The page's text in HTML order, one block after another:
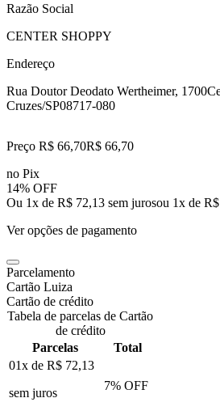
Razão Social
CENTER SHOPPY
Endereço
Rua Doutor Deodato Wertheimer, 1700
Cruzes/SP08717-080
Preço R$ 66,70R$ 66,70
no Pix
14% OFF
Ou 1x de R$ 72,13 sem jurosou 1x de
Ver opções de pagamento
Parcelamento
Cartão Luiza
Cartão de crédito
Tabela de parcelas de Cartão
de crédito
Parcelas
Total
01x de R$ 72,13
sem juros
7% OFF